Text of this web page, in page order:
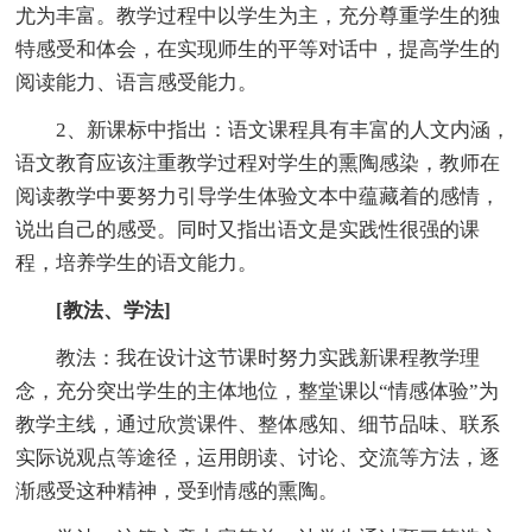
尤为丰富。教学过程中以学生为主，充分尊重学生的独
特感受和体会，在实现师生的平等对话中，提高学生的
阅读能力、语言感受能力。
2、新课标中指出：语文课程具有丰富的人文内涵，
语文教育应该注重教学过程对学生的熏陶感染，教师在
阅读教学中要努力引导学生体验文本中蕴藏着的感情，
说出自己的感受。同时又指出语文是实践性很强的课
程，培养学生的语文能力。
[教法、学法]
教法：我在设计这节课时努力实践新课程教学理
念，充分突出学生的主体地位，整堂课以“情感体验”为
教学主线，通过欣赏课件、整体感知、细节品味、联系
实际说观点等途径，运用朗读、讨论、交流等方法，逐
渐感受这种精神，受到情感的熏陶。